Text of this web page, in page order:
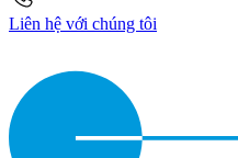
Liên hệ với chúng tôi